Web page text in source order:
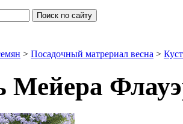
Поиск по сайту
> Посадочный матрериал весна >
Мейера